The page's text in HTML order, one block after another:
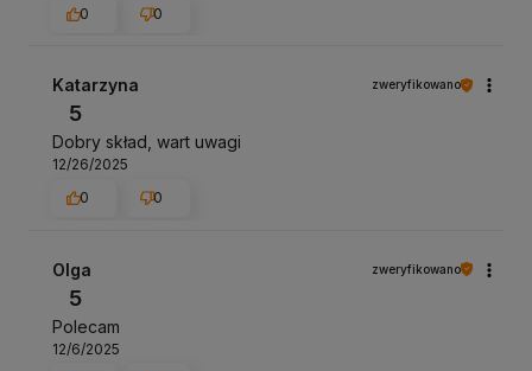
0
0
Katarzyna zweryfikowano
5
Dobry skład, wart uwagi
12/26/2025
0
0
Olga zweryfikowano
5
Polecam
12/6/2025